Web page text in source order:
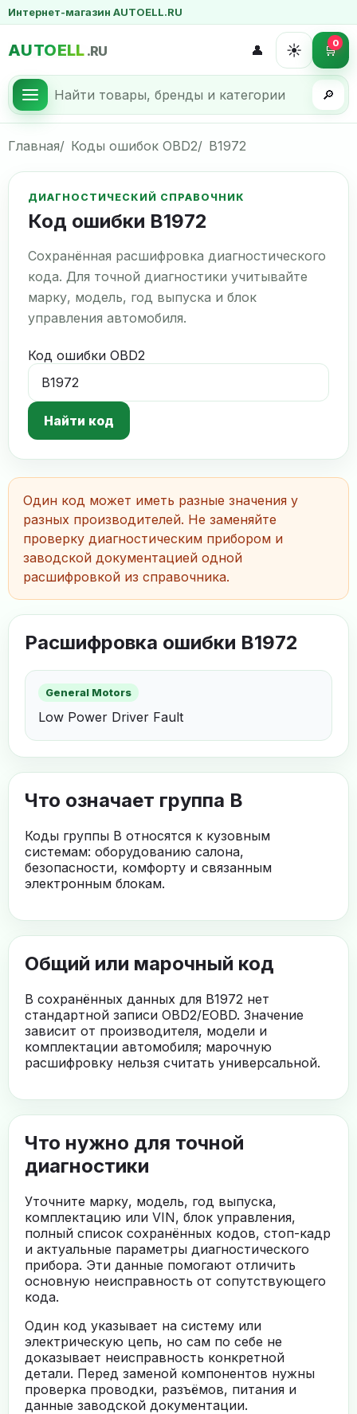
Интернет-магазин AUTOELL.RU
AUTOELL .RU
🔎
👤 ☀️ 🛒0
Главная Коды ошибок OBD2 B1972
ДИАГНОСТИЧЕСКИЙ СПРАВОЧНИК
Код ошибки B1972
Сохранённая расшифровка диагностического
кода. Для точной диагностики учитывайте
марку, модель, год выпуска и блок
управления автомобиля.
Код ошибки OBD2
Найти код
Один код может иметь разные значения у
разных производителей. Не заменяйте
проверку диагностическим прибором и
заводской документацией одной
расшифровкой из справочника.
Расшифровка ошибки B1972
General Motors
Low Power Driver Fault
Что означает группа B
Коды группы B относятся к кузовным
системам: оборудованию салона,
безопасности, комфорту и связанным
электронным блокам.
Общий или марочный код
В сохранённых данных для B1972 нет
стандартной записи OBD2/EOBD. Значение
зависит от производителя, модели и
комплектации автомобиля; марочную
расшифровку нельзя считать универсальной.
Что нужно для точной
диагностики
Уточните марку, модель, год выпуска,
комплектацию или VIN, блок управления,
полный список сохранённых кодов, стоп-кадр
и актуальные параметры диагностического
прибора. Эти данные помогают отличить
основную неисправность от сопутствующего
кода.
Один код указывает на систему или
электрическую цепь, но сам по себе не
доказывает неисправность конкретной
детали. Перед заменой компонентов нужны
проверка проводки, разъёмов, питания и
данные заводской документации.